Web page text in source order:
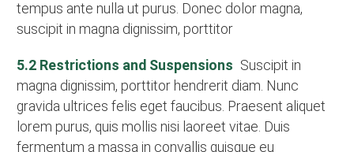
tempus ante nulla ut purus. Donec dolor magna,
suscipit in magna dignissim, porttitor
5.2 Restrictions and Suspensions Suscipit in
magna dignissim, porttitor hendrerit diam. Nunc
gravida ultrices felis eget faucibus. Praesent aliquet
lorem purus, quis mollis nisi laoreet vitae. Duis
fermentum a massa in convallis quisque eu